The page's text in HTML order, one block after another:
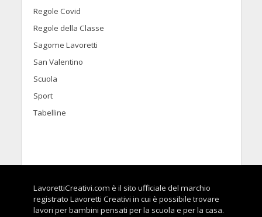
Regole Covid
Regole della Classe
Sagome Lavoretti
San Valentino
Scuola
Sport
Tabelline
LavorettiCreativi.com è il sito ufficiale del marchio
registrato Lavoretti Creativi in cui è possibile trovare
lavori per bambini pensati per la scuola e per la casa.